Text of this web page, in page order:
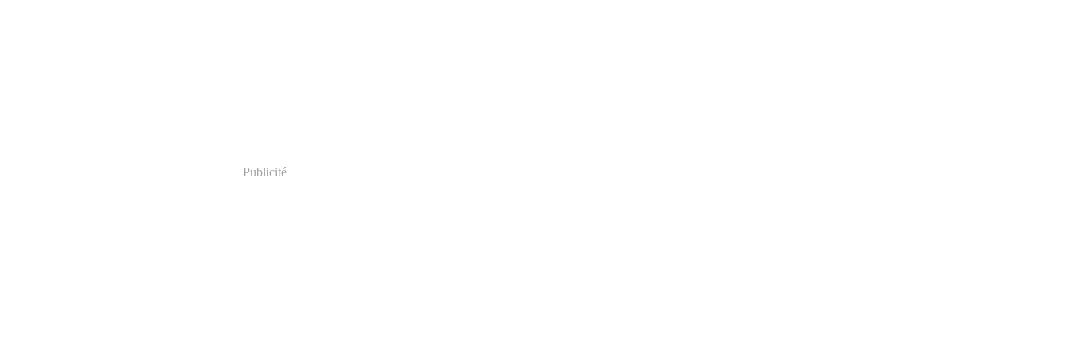
Publicité